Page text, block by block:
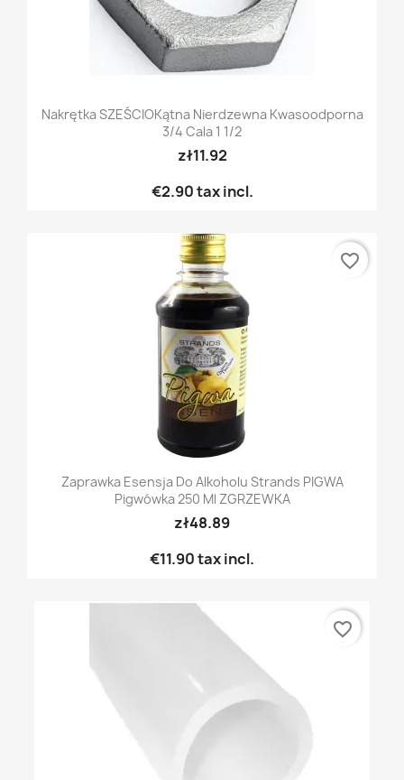
Nakrętka SZEŚCIOKątna Nierdzewna Kwasoodporna
3/4 Cala 1 1/2
zł11.92
€2.90tax incl.
Zaprawka Esensja Do Alkoholu Strands PIGWA
Pigwówka 250 Ml ZGRZEWKA
zł48.89
€11.90tax incl.
favorite_border
favorite_border